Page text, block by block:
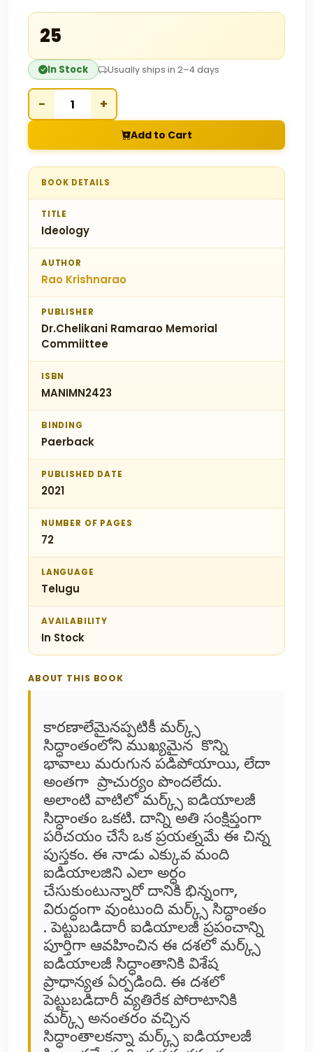
₹25
In Stock Usually ships in 2–4 days
− +
Add to Cart
BOOK DETAILS
TITLE
Ideology
AUTHOR
Rao Krishnarao
PUBLISHER
Dr.Chelikani Ramarao Memorial
Commiittee
ISBN
MANIMN2423
BINDING
Paerback
PUBLISHED DATE
2021
NUMBER OF PAGES
72
LANGUAGE
Telugu
AVAILABILITY
In Stock
ABOUT THIS BOOK
కారణాలేమైనప్పటికీ మర్క్స్
సిద్ధాంతంలోని ముఖ్యమైన కొన్ని
భావాలు మరుగున పడిపోయాయి, లేదా
అంతగా ప్రాచుర్యం పొందలేదు.
అలాంటి వాటిలో మర్క్స్ ఐడియాలజీ
సిద్ధాంతం ఒకటి. దాన్ని అతి సంక్షిప్తంగా
పరిచయం చేసే ఒక ప్రయత్నమే ఈ చిన్న
పుస్తకం. ఈ నాడు ఎక్కువ మంది
ఐడియాలజిని ఎలా అర్ధం
చేసుకుంటున్నారో దానికి భిన్నంగా,
విరుద్ధంగా వుంటుంది మర్క్స్ సిద్ధాంతం
. పెట్టుబడిదారీ ఐడియాలజీ ప్రపంచాన్ని
పూర్తిగా ఆవహించిన ఈ దశలో మర్క్స్
ఐడియాలజీ సిద్ధాంతానికి విశేష
ప్రాధాన్యత ఏర్పడింది. ఈ దశలో
పెట్టుబడిదారీ వ్యతిరేక పోరాటానికి
మర్క్స్ అనంతరం వచ్చిన
సిద్ధాంతాలకన్నా మర్క్స్ ఐడియాలజీ